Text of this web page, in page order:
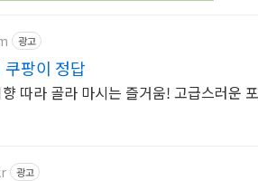
광고
팡이 정답
따라 골라 마시는 즐거움! 고급스러운
광고